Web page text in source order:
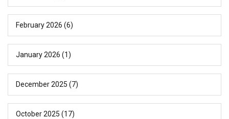
February 2026 (6)
January 2026 (1)
December 2025 (7)
October 2025 (17)